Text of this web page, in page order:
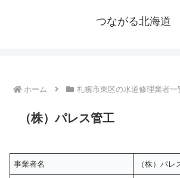
つながる北海道
ホーム 札幌市東区の水道修理業者一
（株）パレス管工
事業者名 （株）パレ